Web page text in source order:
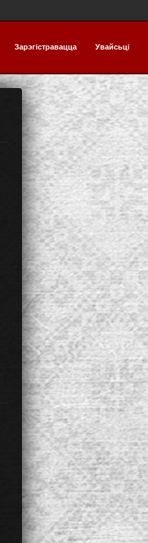
Зарэгістравацца Увайсьці